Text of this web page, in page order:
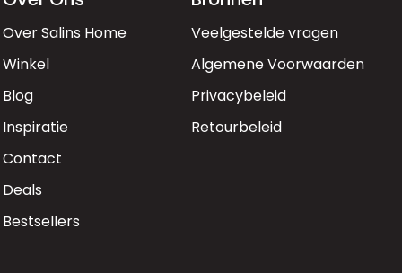
Over Salins Home
Winkel
Blog
Inspiratie
Contact
Deals
Bestsellers
Veelgestelde vragen
Algemene Voorwaarden
Privacybeleid
Retourbeleid